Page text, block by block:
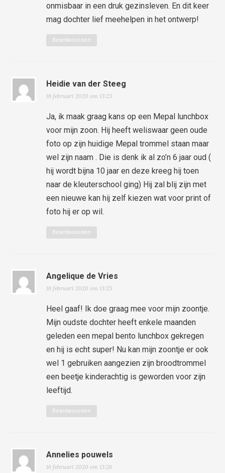
onmisbaar in een druk gezinsleven. En dit keer
mag dochter lief meehelpen in het ontwerp!
Beantwoorden
Heidie van der Steeg
16 februari 2020 om 13:23
Ja, ik maak graag kans op een Mepal lunchbox
voor mijn zoon. Hij heeft weliswaar geen oude
foto op zijn huidige Mepal trommel staan maar
wel zijn naam . Die is denk ik al zo’n 6 jaar oud (
hij wordt bijna 10 jaar en deze kreeg hij toen
naar de kleuterschool ging) Hij zal blij zijn met
een nieuwe kan hij zelf kiezen wat voor print of
foto hij er op wil.
Beantwoorden
Angelique de Vries
16 februari 2020 om 13:25
Heel gaaf! Ik doe graag mee voor mijn zoontje.
Mijn oudste dochter heeft enkele maanden
geleden een mepal bento lunchbox gekregen
en hij is echt super! Nu kan mijn zoontje er ook
wel 1 gebruiken aangezien zijn broodtrommel
een beetje kinderachtig is geworden voor zijn
leeftijd.
Beantwoorden
Annelies pouwels
16 februari 2020 om 13:26